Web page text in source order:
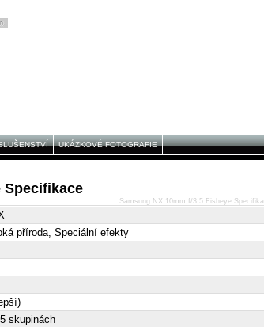
UKÁZKOVÉ FOTOGRAFIE
Specifikace
příroda, Speciální efekty
skupinách
Samsung NX 10mm f/3.5 Fisheye